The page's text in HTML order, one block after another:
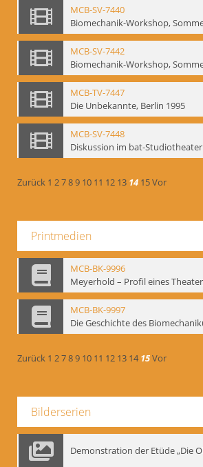
MCB-SV-7440
MCB-SV-7442
MCB-TV-7447
Die Unbekannte, Berlin 1995
MCB-SV-7448
Diskussion im bat-Studiotheater
Zurück 1 2789 10 11 12 13 14 15Vor
Printmedien
MCB-BK-9996
MCB-BK-9997
Zurück 1 2789 10 11 12 13 14 15Vor
Bilderserien